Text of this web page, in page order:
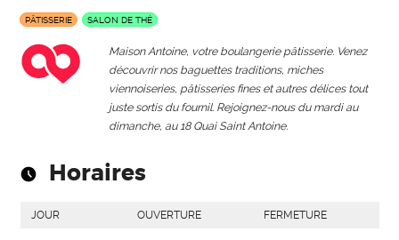
PÂTISSERIE SALON DE THÉ
Maison Antoine, votre boulangerie pâtisserie. Venez
découvrir nos baguettes traditions, miches
viennoiseries, pâtisseries fines et autres délices tout
juste sortis du fournil. Rejoignez-nous du mardi au
dimanche, au 18 Quai Saint Antoine.
Horaires
JOUR OUVERTURE FERMETURE